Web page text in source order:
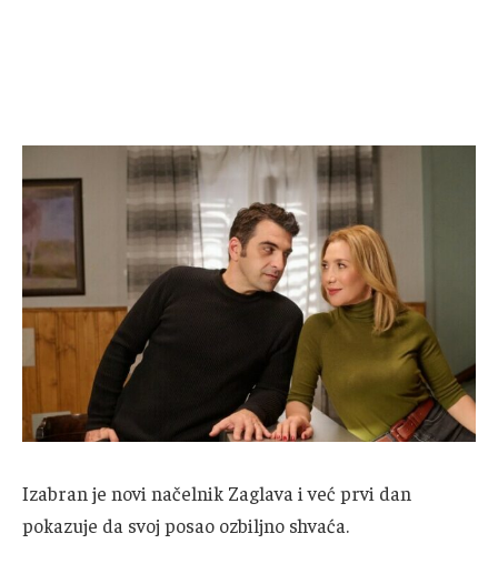
Izabran je novi načelnik Zaglava i već prvi dan
pokazuje da svoj posao ozbiljno shvaća.